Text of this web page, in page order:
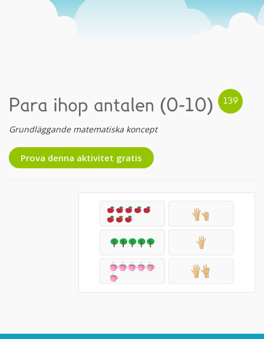
Para ihop antalen (0-10)
Grundläggande matematiska koncept
Prova denna aktivitet gratis